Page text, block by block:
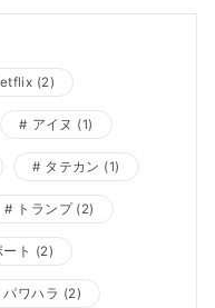
(2)
アイヌ (1)
タテカン (1)
トランプ(2)
ト (2)
パワハラ (2)